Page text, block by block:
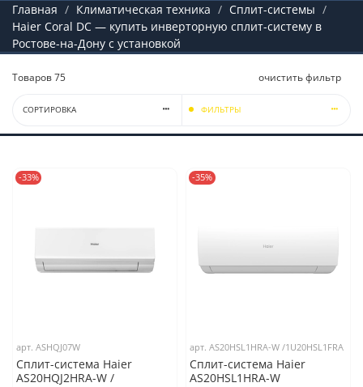
Главная Климатическая техника
Сплит-системы
Haier Coral DC — купить инверторную сплит-систему в
Ростове-на-Дону с установкой
Товаров75 очистить фильтр
СОРТИРОВКА ФИЛЬТРЫ
-33%
арт.ASHQJ07W
Сплит-система Haier
AS20HQJ2HRA-W /
-35%
арт.AS20HSL1HRA-W /1U20HSL1FRA
Сплит-система Haier
AS20HSL1HRA-W